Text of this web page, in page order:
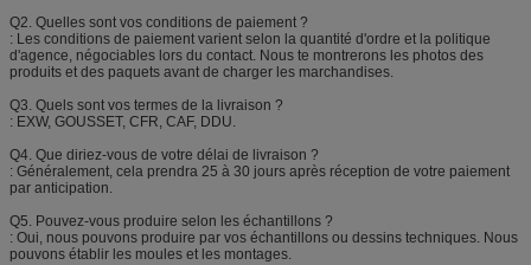
Q2. Quelles sont vos conditions de paiement ?
: Les conditions de paiement varient selon la quantité d'ordre et la politique
d'agence, négociables lors du contact. Nous te montrerons les photos des
produits et des paquets avant de charger les marchandises.
Q3. Quels sont vos termes de la livraison ?
: EXW, GOUSSET, CFR, CAF, DDU.
Q4. Que diriez-vous de votre délai de livraison ?
: Généralement, cela prendra 25 à 30 jours après réception de votre paiement
par anticipation.
Q5. Pouvez-vous produire selon les échantillons ?
: Oui, nous pouvons produire par vos échantillons ou dessins techniques. Nous
pouvons établir les moules et les montages.